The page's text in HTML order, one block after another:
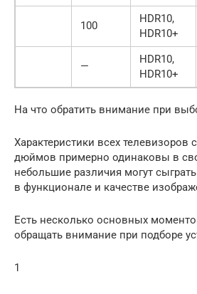
100
HDR10,
HDR10+
—
HDR10,
HDR10+
На что обратить внимание при
Характеристики всех телевизоров
дюймов примерно одинаковы в
небольшие различия могут
в функционале и качестве
Есть несколько основных
обращать внимание при подборе
1